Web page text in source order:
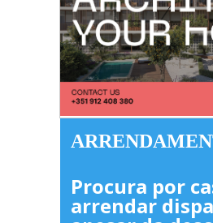
Procura por
arrendar